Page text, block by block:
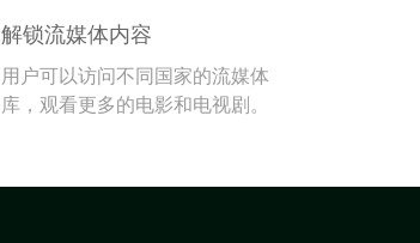
解锁流媒体内容
用户可以访问不同国家的流媒体
库，观看更多的电影和电视剧。